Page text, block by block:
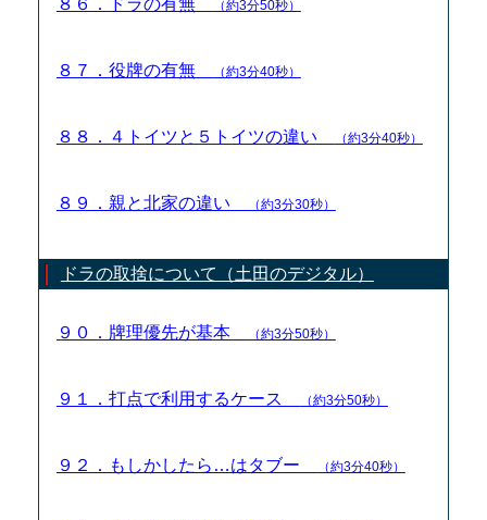
（約3分50秒）
８７．役牌の有無 （約3分40秒）
８８．４トイツと５トイツの違い （約3分40秒）
８９．親と北家の違い （約3分30秒）
ドラの取捨について（土田のデジタル）
９０．牌理優先が基本 （約3分50秒）
９１．打点で利用するケース （約3分50秒）
９２．もしかしたら…はタブー （約3分40秒）